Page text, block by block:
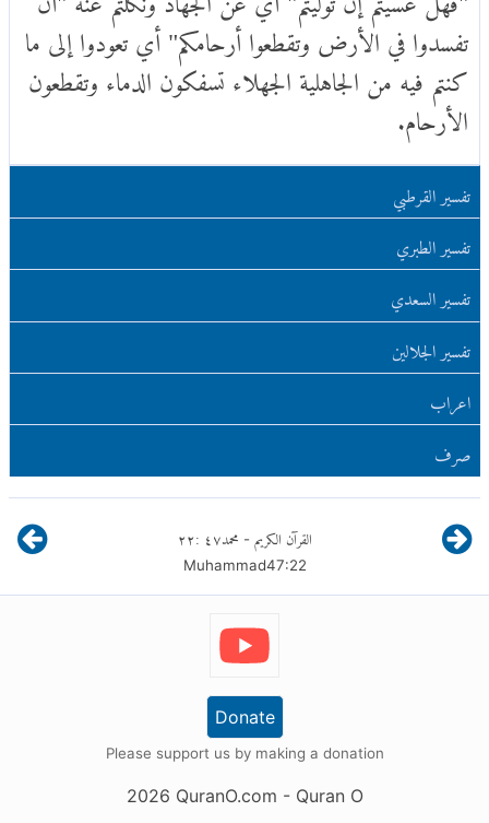
تفسدوا في الأرض وتقطعوا أرحامكم" أي تعودوا إلى ما
كنتم فيه من الجاهلية الجهلاء تسفكون الدماء وتقطعون
الأرحام.
تفسير القرطبي
تفسير الطبري
تفسير السعدي
تفسير الجلالين
اعراب
صرف
القرآن الكريم - محمد٤٧ :٢٢
Muhammad47:22
Donate
Please support us by making a donation
2026 QuranO.com - Quran O